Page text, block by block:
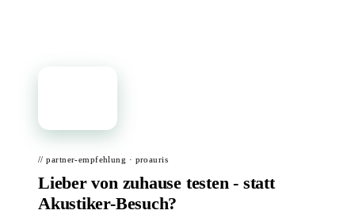
// partner-empfehlung · proauris
Lieber von zuhause testen - statt
Akustiker-Besuch?